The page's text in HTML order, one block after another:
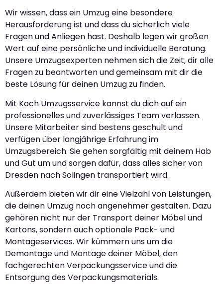
Wir wissen, dass ein Umzug eine besondere
Herausforderung ist und dass du sicherlich viele
Fragen und Anliegen hast. Deshalb legen wir großen
Wert auf eine persönliche und individuelle Beratung.
Unsere Umzugsexperten nehmen sich die Zeit, dir alle
Fragen zu beantworten und gemeinsam mit dir die
beste Lösung für deinen Umzug zu finden.
Mit Koch Umzugsservice kannst du dich auf ein
professionelles und zuverlässiges Team verlassen.
Unsere Mitarbeiter sind bestens geschult und
verfügen über langjährige Erfahrung im
Umzugsbereich. Sie gehen sorgfältig mit deinem Hab
und Gut um und sorgen dafür, dass alles sicher von
Dresden nach Solingen transportiert wird.
Außerdem bieten wir dir eine Vielzahl von Leistungen,
die deinen Umzug noch angenehmer gestalten. Dazu
gehören nicht nur der Transport deiner Möbel und
Kartons, sondern auch optionale Pack- und
Montageservices. Wir kümmern uns um die
Demontage und Montage deiner Möbel, den
fachgerechten Verpackungsservice und die
Entsorgung des Verpackungsmaterials.